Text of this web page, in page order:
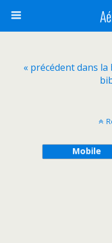
« précédent dans
Mobile